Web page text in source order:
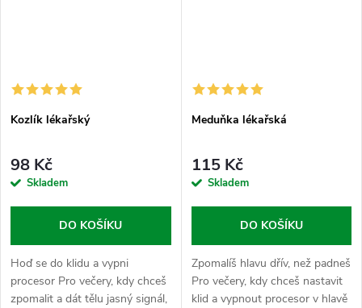
Kozlík lékařský
98 Kč
Skladem
DO KOŠÍKU
Hoď se do klidu a vypni
procesor Pro večery, kdy chceš
zpomalit a dát tělu jasný signál,
Meduňka lékařská
115 Kč
Skladem
DO KOŠÍKU
Zpomalíš hlavu dřív, než padneš
Pro večery, kdy chceš nastavit
klid a vypnout procesor v hlavě